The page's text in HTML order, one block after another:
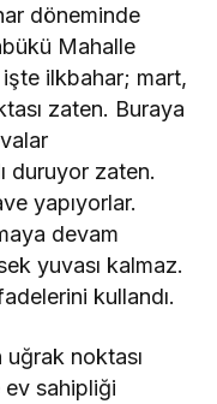
döneminde
Mahalle
işte ilkbahar; mart,
zaten. Buraya
duruyor zaten.
yapıyorlar.
devam
yuvası kalmaz.
kullandı.
uğrak noktası
ev sahipliği